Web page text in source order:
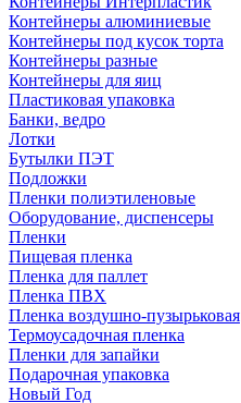
Контейнеры алюминиевые
Контейнеры под кусок торта
Контейнеры разные
Контейнеры для яиц
Пластиковая упаковка
Банки, ведро
Лотки
Бутылки ПЭТ
Подложки
Пленки полиэтиленовые
Оборудование, диспенсеры
Пленки
Пищевая пленка
Пленка для паллет
Пленка ПВХ
Пленка воздушно-пузырьковая
Термоусадочная пленка
Пленки для запайки
Подарочная упаковка
Новый Год